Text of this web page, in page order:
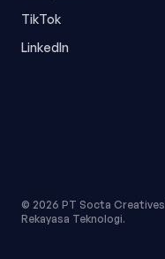
TikTok
LinkedIn
© 2026 PT Socta
Rekayasa Teknologi.